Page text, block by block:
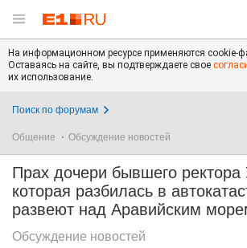
На информационном ресурсе применяются cookie-
Оставаясь на сайте, вы подтверждаете свое
их использование.
Поиск по форумам
Общение Обсуждение новостей
Прах дочери бывшего ректора
которая разбилась в
развеют над Аравийским
Обсуждение новостей